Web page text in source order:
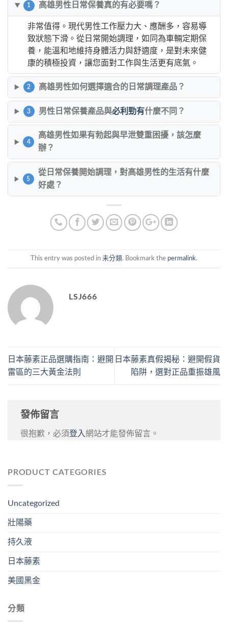
1 高雄男性日常保養真的有必要嗎？
非常值得。現代男性工作壓力大、應酬多，容易導
致狀態下滑。從日常開始調理，如同為車輛定期保
養，能溫和地維持身體活力與舒適度，是對未來健
康的積極投資，讓您面對工作與生活更有底氣。
2 高雄男性如何選擇適合的日常調理產品？
3 男性日常保養產品與必利勁有什麼不同？
4
高雄男性如果有勃起與早泄雙重困擾，該怎麼
辦？
5
從日常保養開始調理，對高雄男性的生活有什麼
好處？
This entry was posted in 未分類. Bookmark the permalink.
LSJ666
日本藤素正品選購指南：避開
雷區的三大黃金法則
日本藤素真假揭秘：避開假貨
陷阱，選對正品重振雄風
發佈留言
很抱歉，必須登入網站才能發佈留言。
PRODUCT CATEGORIES
Uncategorized
壯陽藥
持久液
日本藤素
美國黑金
分類